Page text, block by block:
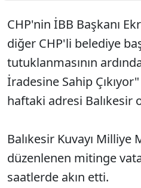
CHP'nin İBB Başkanı
diğer CHP'li belediye
tutuklanmasının
İradesine Sahip
haftaki adresi Balıkesir
Balıkesir Kuvayı Milliye
düzenlenen mitinge
saatlerde akın etti.